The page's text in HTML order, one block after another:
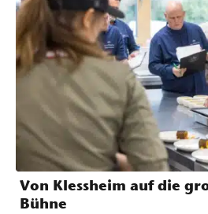
Von Klessheim auf die
Bühne